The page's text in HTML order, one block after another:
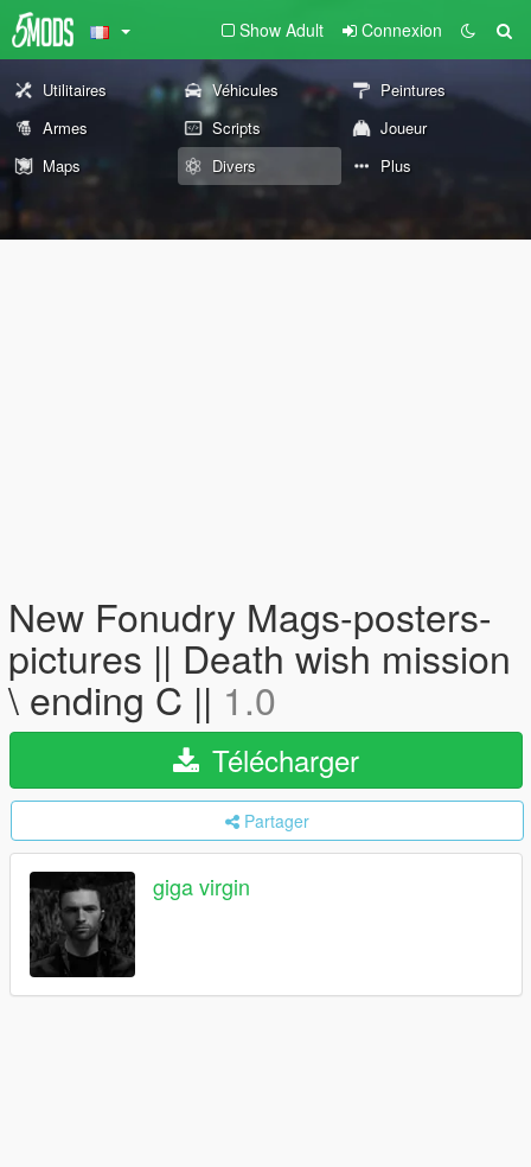
Show Adult Connexion
Utilitaires Véhicules
Peintures
Armes
Scripts
Joueur
Maps
Divers Plus
New Fonudry Mags-posters-
pictures || Death wish mission
\ ending C || 1.0
Télécharger
Partager
giga virgin